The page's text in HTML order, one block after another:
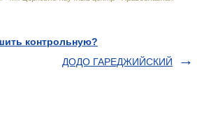
контрольную?
ДОДО ГАРЕДЖИЙСКИЙ